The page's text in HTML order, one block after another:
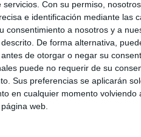
servicios. Con su permiso,
e identificación mediante las
consentimiento a nosotros y a
De forma alternativa,
de otorgar o negar su
puede no requerir de su
Sus preferencias se aplicarán
en cualquier momento
web.